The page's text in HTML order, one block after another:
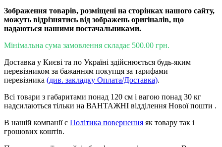
Зображення товарів, розміщені на сторінках нашого сайту,
можуть відрізнятись від зображень оригіналів, що
надаються нашими постачальниками.
Мінімальна сума замовлення складає 500.00 грн.
Доставка у Києві та по Україні здійснюється будь-яким
перевізником за бажанням покупця за тарифами
перевізника (див. закладку Оплата/Доставка).
Всі товари з габаритами понад 120 см і вагою понад 30 кг
надсилаються тільки на ВАНТАЖНІ відділення Нової пошти .
В нашій компанії є Політика повернення як товару так і
грошових коштів.